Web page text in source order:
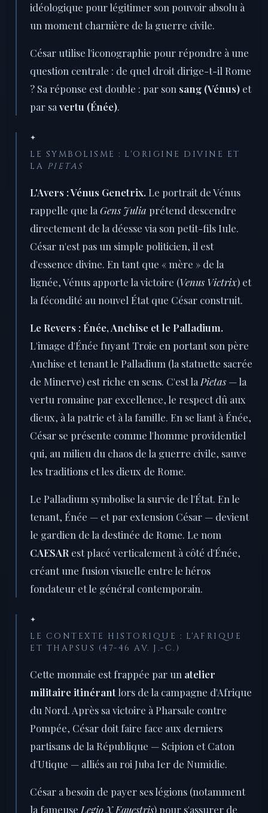
idéologique pour légitimer son pouvoir absolu à
un moment charnière de la guerre civile.
César utilise l'iconographie pour répondre à une
question centrale : de quel droit dirige-t-il Rome
? Sa réponse est double : par son sang (Vénus) et
par sa vertu (Énée).
✦
LE SYMBOLISME : L'ORIGINE DIVINE ET
LA PIETAS
L'Avers : Vénus Genetrix. Le portrait de Vénus
rappelle que la Gens Julia prétend descendre
directement de la déesse via son petit-fils Iule.
César n'est pas un simple politicien, il est
d'essence divine. En tant que « mère » de la
lignée, Vénus apporte la victoire (Venus Victrix) et
la fécondité au nouvel État que César construit.
Le Revers : Énée, Anchise et le Palladium.
L'image d'Énée fuyant Troie en portant son père
Anchise et tenant le Palladium (la statuette sacrée
de Minerve) est riche en sens. C'est la Pietas — la
vertu romaine par excellence, le respect dû aux
dieux, à la patrie et à la famille. En se liant à Énée,
César se présente comme l'homme providentiel
qui, au milieu du chaos de la guerre civile, sauve
les traditions et les dieux de Rome.
Le Palladium symbolise la survie de l'État. En le
tenant, Énée — et par extension César — devient
le gardien de la destinée de Rome. Le nom
CAESAR est placé verticalement à côté d'Énée,
créant une fusion visuelle entre le héros
fondateur et le général contemporain.
✦
LE CONTEXTE HISTORIQUE : L'AFRIQUE
ET THAPSUS (47-46 AV. J.-C.)
Cette monnaie est frappée par un atelier
militaire itinérantlors de la campagne d'Afrique
du Nord. Après sa victoire à Pharsale contre
Pompée, César doit faire face aux derniers
partisans de la République — Scipion et Caton
d'Utique — alliés au roi Juba Ier de Numidie.
César a besoin de payer ses légions (notamment
la fameuse Legio X Equestris) pour s'assurer de